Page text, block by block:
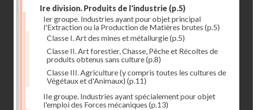
Ire division. Produits de l'industrie (p.5)
Ier groupe. Industries ayant pour objet principal
l'Extraction ou la Production de Matières brutes (p.5)
Classe I. Art des mines et métallurgie(p.5)
Classe II. Art forestier, Chasse, Pêche et Récoltes de
produits obtenus sans culture(p.8)
Classe III. Agriculture (y compris toutes les cultures de
Végétaux et d'Animaux) (p.11)
IIe groupe. Industries ayant spécialement pour objet
l'emploi des Forces mécaniques (p.13)